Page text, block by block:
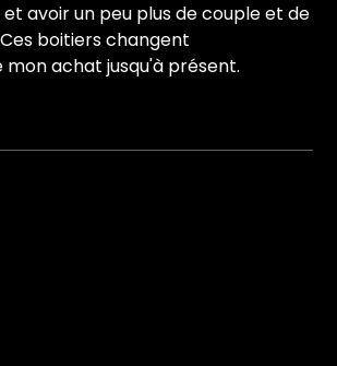
avoir un peu plus de couple et de
boitiers changent
achat jusqu'à présent.